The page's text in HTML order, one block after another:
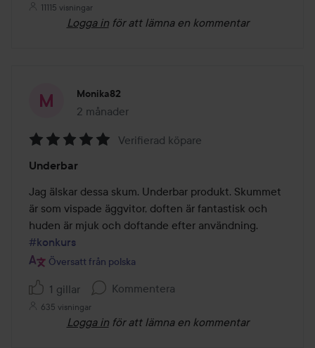
11115 visningar
Logga in för att lämna en kommentar
Monika82
2 månader
Inlägget skapades 2 månader
5
av
5
Verifierad köpare
Underbar
Jag älskar dessa skum. Underbar produkt. Skummet
är som vispade äggvitor, doften är fantastisk och
#konkurs
Översatt från polska
1 gillar Kommentera
635 visningar
Logga in för att lämna en kommentar